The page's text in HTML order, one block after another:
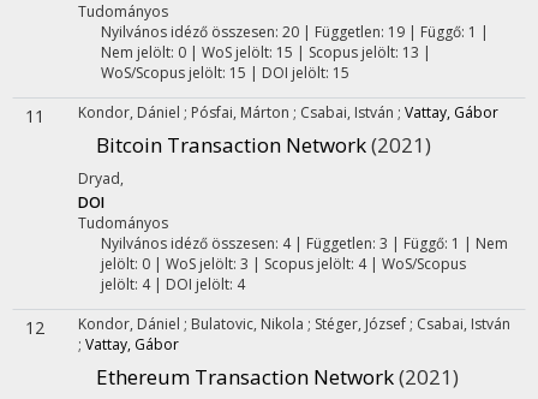
Tudományos
Nyilvános idéző összesen: 20| Független: 19 | Függő: 1 |
Nem jelölt: 0 | WoS jelölt: 15 | Scopus jelölt: 13 |
WoS/Scopus jelölt: 15 | DOI jelölt: 15
11 Kondor, Dániel ; Pósfai, Márton ; Csabai, István ; Vattay, Gábor
Bitcoin Transaction Network(2021)
Dryad,
DOI
Tudományos
Nyilvános idéző összesen: 4| Független: 3 | Függő: 1 | Nem
jelölt: 0 | WoS jelölt: 3 | Scopus jelölt: 4 | WoS/Scopus
jelölt: 4 | DOI jelölt: 4
12 Kondor, Dániel ; Bulatovic, Nikola ; Stéger, József ; Csabai, István
; Vattay, Gábor
Ethereum Transaction Network(2021)